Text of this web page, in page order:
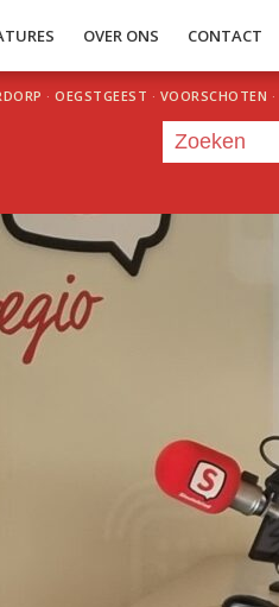
OVER ONS CONTACT
· OEGSTGEEST · VOORSCHOTEN ·